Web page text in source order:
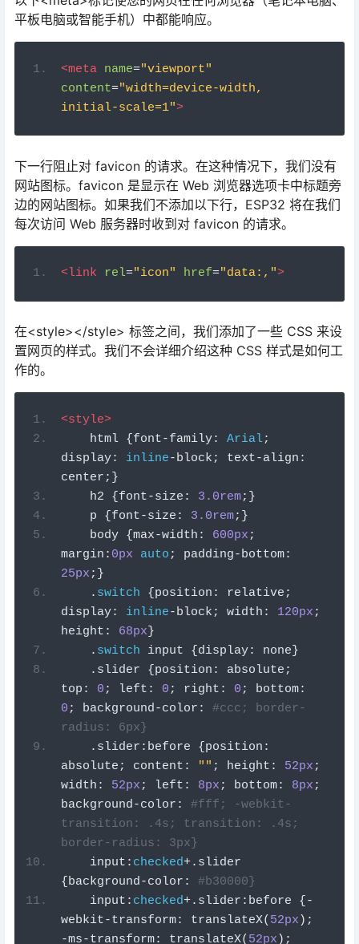
initial-scale=1">
下一行阻止对 favicon 的请求。在这种情况下，我们没有
网站图标。favicon 是显示在 Web 浏览器选项卡中标题旁
边的网站图标。如果我们不添加以下行，ESP32 将在我们
<link rel="icon" href="data:,">
在<style></style> 标签之间，我们添加了一些 CSS 来设
置网页的样式。我们不会详细介绍这种 CSS 样式是如何工
作的。
    html
{font-family : Arial
display: inline-block; text- align:
    h2
{font-size: 3.0rem;}
    p
{
    body
{max- width : 600px ;
margin:0px auto padding-bottom :
25px;}
.switch position : relative
display: inline- block; width
height: 68px}
. switch input {display: none
. slider
0; left : 0; right 0; bottom
0; background -color:
#ccc; border-
radius: 6px}
slider before {position :
absolute ; content : "" ; height: 52px
width : 52px; left : 8px ; bottom: 8px
background-color:
#fff; -webkit-
transition: .4s; transition: .4s;
border-radius: 3px}
    input
checked +.
slider
{background - color :
#b30000}
    input
: checked +.slider :before
webkit - transform translateX 52px
-ms-transform : translateX
transform : translateX ( 52px
</style>
HTML 正文